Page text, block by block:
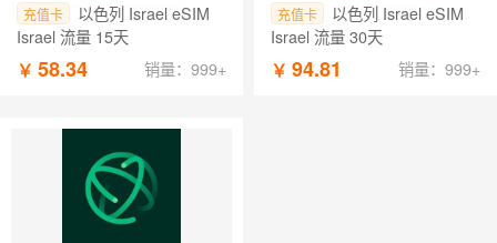
充值卡
以色列 Israel eSIM
Israel 流量 15天
￥ 58.34 销量：999+
充值卡
以色列 Israel eSIM
Israel 流量 30天
￥ 94.81 销量：999+